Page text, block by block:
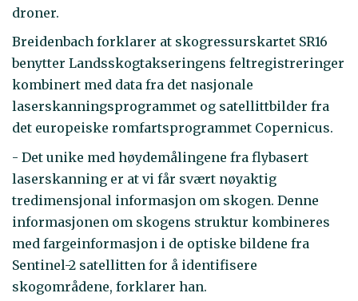
droner.
Breidenbach forklarer at skogressurskartet SR16
benytter Landsskogtakseringens feltregistreringer
kombinert med data fra det nasjonale
laserskanningsprogrammet og satellittbilder fra
det europeiske romfartsprogrammet Copernicus.
- Det unike med høydemålingene fra flybasert
laserskanning er at vi får svært nøyaktig
tredimensjonal informasjon om skogen. Denne
informasjonen om skogens struktur kombineres
med fargeinformasjon i de optiske bildene fra
Sentinel-2 satellitten for å identifisere
skogområdene, forklarer han.